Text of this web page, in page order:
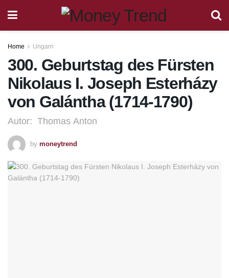
Home Ungarn
300. Geburtstag des Fürsten
Nikolaus I. Joseph Esterházy
von Galántha (1714-1790)
Autor: Thomas Anton
by moneytrend